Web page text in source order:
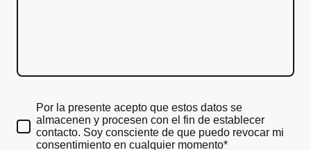
Por la presente acepto que estos datos se
almacenen y procesen con el fin de establecer
contacto. Soy consciente de que puedo revocar mi
consentimiento en cualquier momento*